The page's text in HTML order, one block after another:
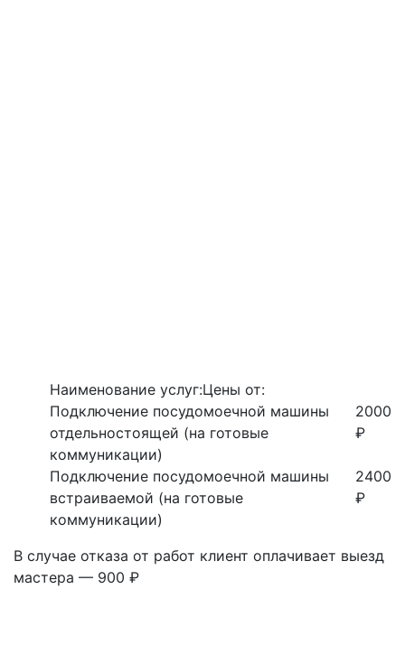
Наименование услуг:Цены от:
Подключение посудомоечной машины
отдельностоящей (на готовые
коммуникации)
2000
₽
Подключение посудомоечной машины
встраиваемой (на готовые
коммуникации)
2400
₽
В случае отказа от работ клиент оплачивает выезд
мастера — 900 ₽